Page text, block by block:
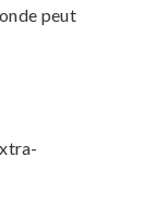
peut